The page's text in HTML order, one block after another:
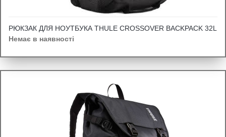
РЮКЗАК ДЛЯ НОУТБУКА THULE CROSSOVER BACKPACK 32L
Немає в наявності